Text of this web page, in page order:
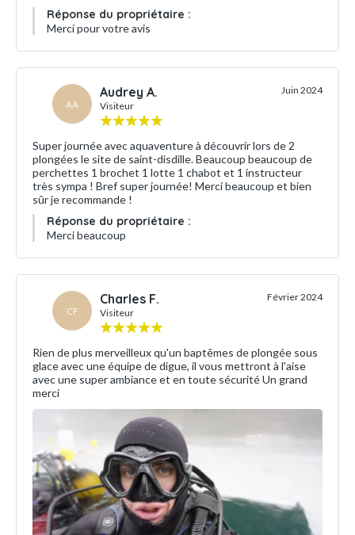
Réponse du propriétaire :
Merci pour votre avis
AA
Audrey A.
Visiteur
Juin 2024
Super journée avec aquaventure à découvrir lors de 2
plongées le site de saint-disdille. Beaucoup beaucoup de
perchettes 1 brochet 1 lotte 1 chabot et 1 instructeur
très sympa ! Bref super journée! Merci beaucoup et bien
sûr je recommande !
Réponse du propriétaire :
Merci beaucoup
CF
Charles F.
Visiteur
Février 2024
Rien de plus merveilleux qu'un baptêmes de plongée sous
glace avec une équipe de digue, il vous mettront à l'aise
avec une super ambiance et en toute sécurité Un grand
merci